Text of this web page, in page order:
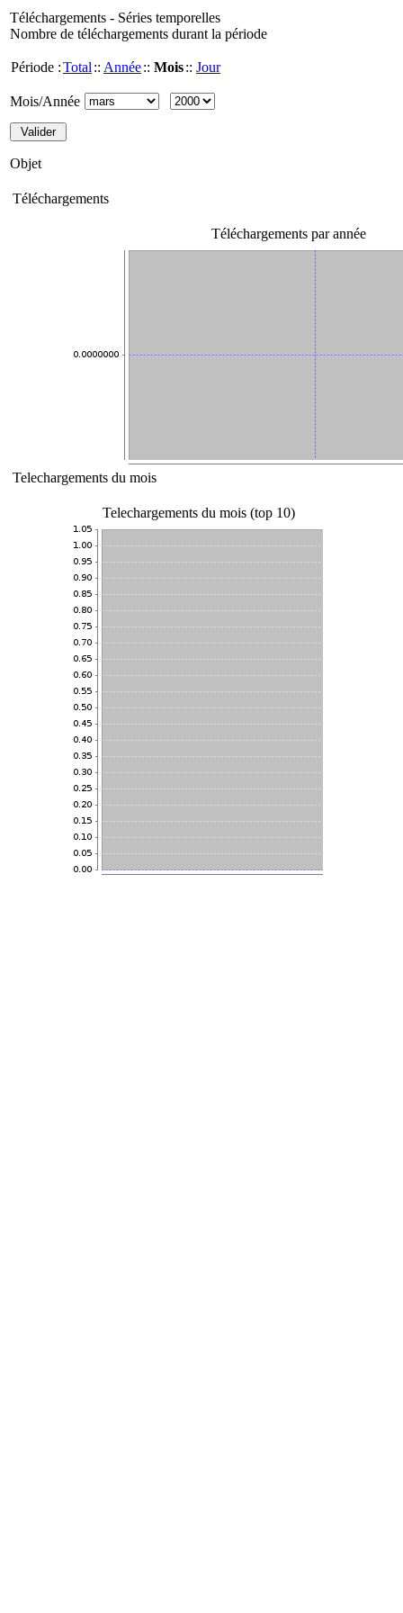
Téléchargements - Séries temporelles
Nombre de téléchargements durant la période
Période :Total :: Année:: Mois:: Jour
Mois/Année
Objet
Téléchargements
Téléchargements par année
Telechargements du mois
Telechargements du mois (top 10)